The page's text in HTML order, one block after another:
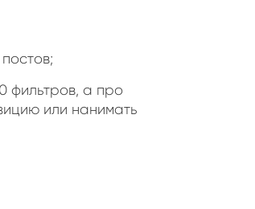
фильтров, а про
или нанимать